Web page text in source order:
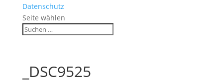
Datenschutz
Seite wählen
_DSC9525